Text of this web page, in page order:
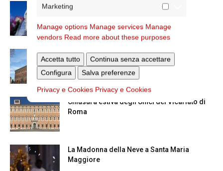
Marketing
Manage options Manage services Manage
vendors Read more about these purposes
Accetta tutto
Continua senza accettare
Configura
Salva preferenze
Privacy e Cookies Privacy e Cookies
Dal 28 al 31 agosto il pellegrinaggio
Nuove nomine nella diocesi di Roma
Chiusura estiva degli Uffici del Vicariato di
Roma
La Madonna della Neve a Santa Maria
Maggiore